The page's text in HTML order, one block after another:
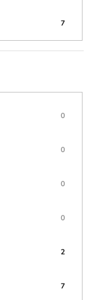
7
0
0
0
0
2
7